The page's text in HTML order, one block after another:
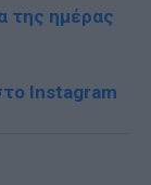
της ημέρας
Instagram